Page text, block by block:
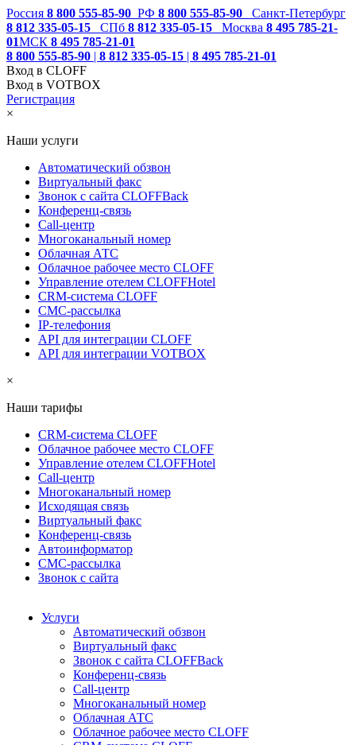
Россия 8 800 555-85-90 РФ 8 800 555-85-90
Санкт-Петербург
8 812 335-05-15
СПб 8 812 335-05-15 Москва 8 495 785-21-
01МСК 8 495 785-21-01
8 800 555-85-90 | 8 812 335-05-15 | 8 495 785-21-01
Вход в CLOFF
Вход в VOTBOX
Регистрация
×
Наши услуги
Автоматический обзвон
Виртуальный факс
Звонок с сайта CLOFFBack
Конференц-связь
Call-центр
Многоканальный номер
Облачная АТС
Облачное рабочее место CLOFF
Управление отелем CLOFFHotel
CRM-система CLOFF
СМС-рассылка
IP-телефония
API для интеграции CLOFF
API для интеграции VOTBOX
×
Наши тарифы
CRM-система CLOFF
Облачное рабочее место CLOFF
Управление отелем CLOFFHotel
Call-центр
Многоканальный номер
Исходящая связь
Виртуальный факс
Конференц-связь
Автоинформатор
СМС-рассылка
Звонок с сайта
Услуги
Автоматический обзвон
Виртуальный факс
Звонок с сайта CLOFFBack
Конференц-связь
Call-центр
Многоканальный номер
Облачная АТС
Облачное рабочее место CLOFF